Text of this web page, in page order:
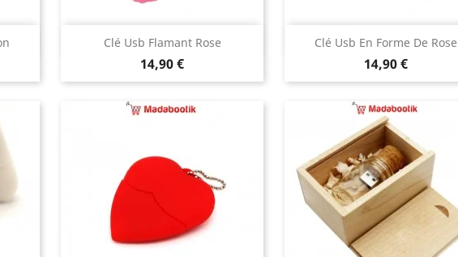
Clé Usb Flamant Rose
Prix
14,90 €
Aperçu rapide Clé Usb En Forme De Rose
Prix
14,90 €
Aperçu rapide
rougebleu